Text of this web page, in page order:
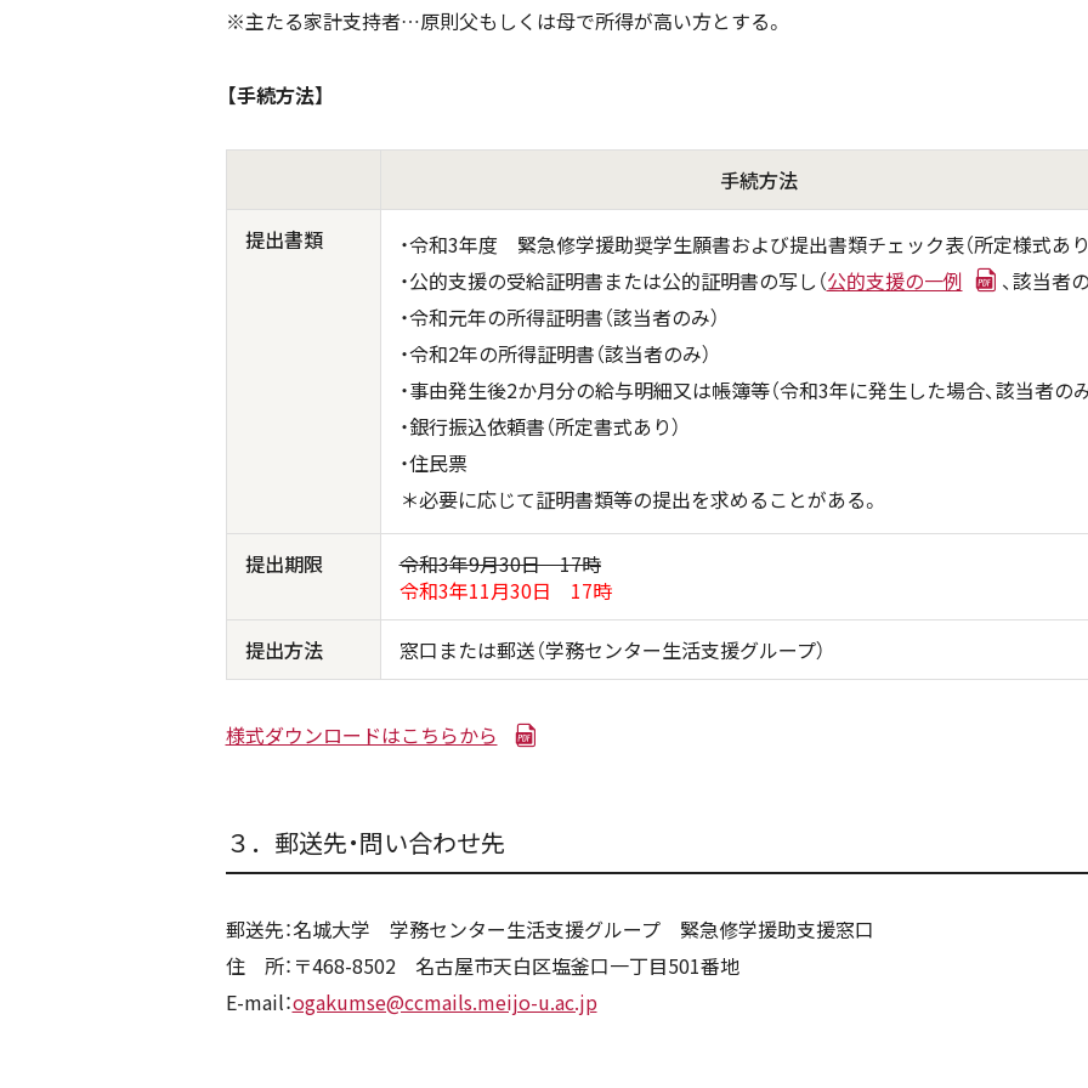
※主たる家計支持者…原則父もしくは母で所得が高い方とする。
【手続方法】
手続方法
提出書類
・令和3年度 緊急修学援助奨学生願書および提出書類チェック表（所定様式あり
・公的支援の受給証明書または公的証明書の写し（公的支援の一例
、該当者
・令和元年の所得証明書（該当者のみ）
・令和2年の所得証明書（該当者のみ）
・事由発生後2か月分の給与明細又は帳簿等（令和3年に発生した場合、該当者のみ
・銀行振込依頼書（所定書式あり）
・住民票
＊必要に応じて証明書類等の提出を求めることがある。
提出期限
令和3年9月30日 17時
令和3年11月30日 17時
提出方法 窓口または郵送（学務センター生活支援グループ）
様式ダウンロードはこちらから
３．郵送先・問い合わせ先
郵送先：名城大学 学務センター生活支援グループ 緊急修学援助支援窓口
住 所：〒468-8502 名古屋市天白区塩釜口一丁目501番地
E-mail：ogakumse@ccmails.meijo-u.ac.jp